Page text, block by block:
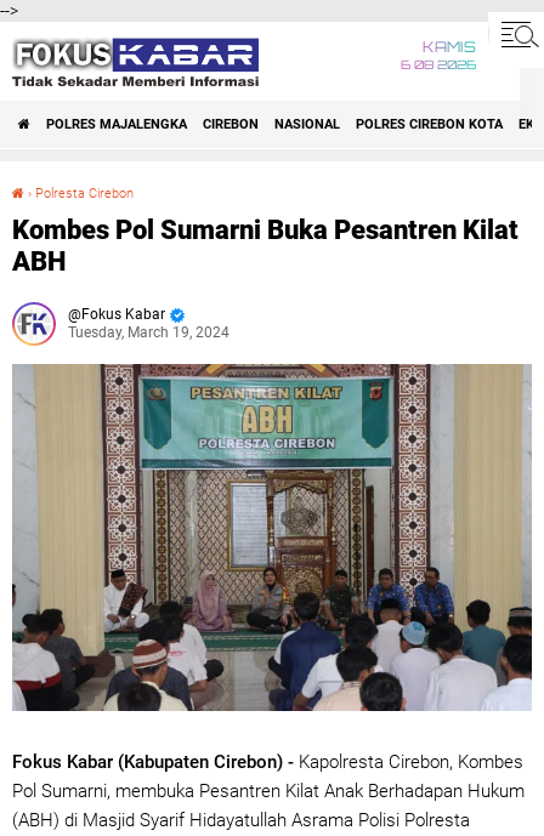
-->
KAMIS
6 08 2026
POLRES MAJALENGKA CIREBON NASIONAL POLRES CIREBON KOTA
› Polresta Cirebon
Kombes Pol Sumarni Buka Pesantren Kilat
ABH
Fokus Kabar
Tuesday, March 19, 2024
Fokus Kabar (Kabupaten Cirebon) - Kapolresta Cirebon, Kombes
Pol Sumarni, membuka Pesantren Kilat Anak Berhadapan Hukum
(ABH) di Masjid Syarif Hidayatullah Asrama Polisi Polresta